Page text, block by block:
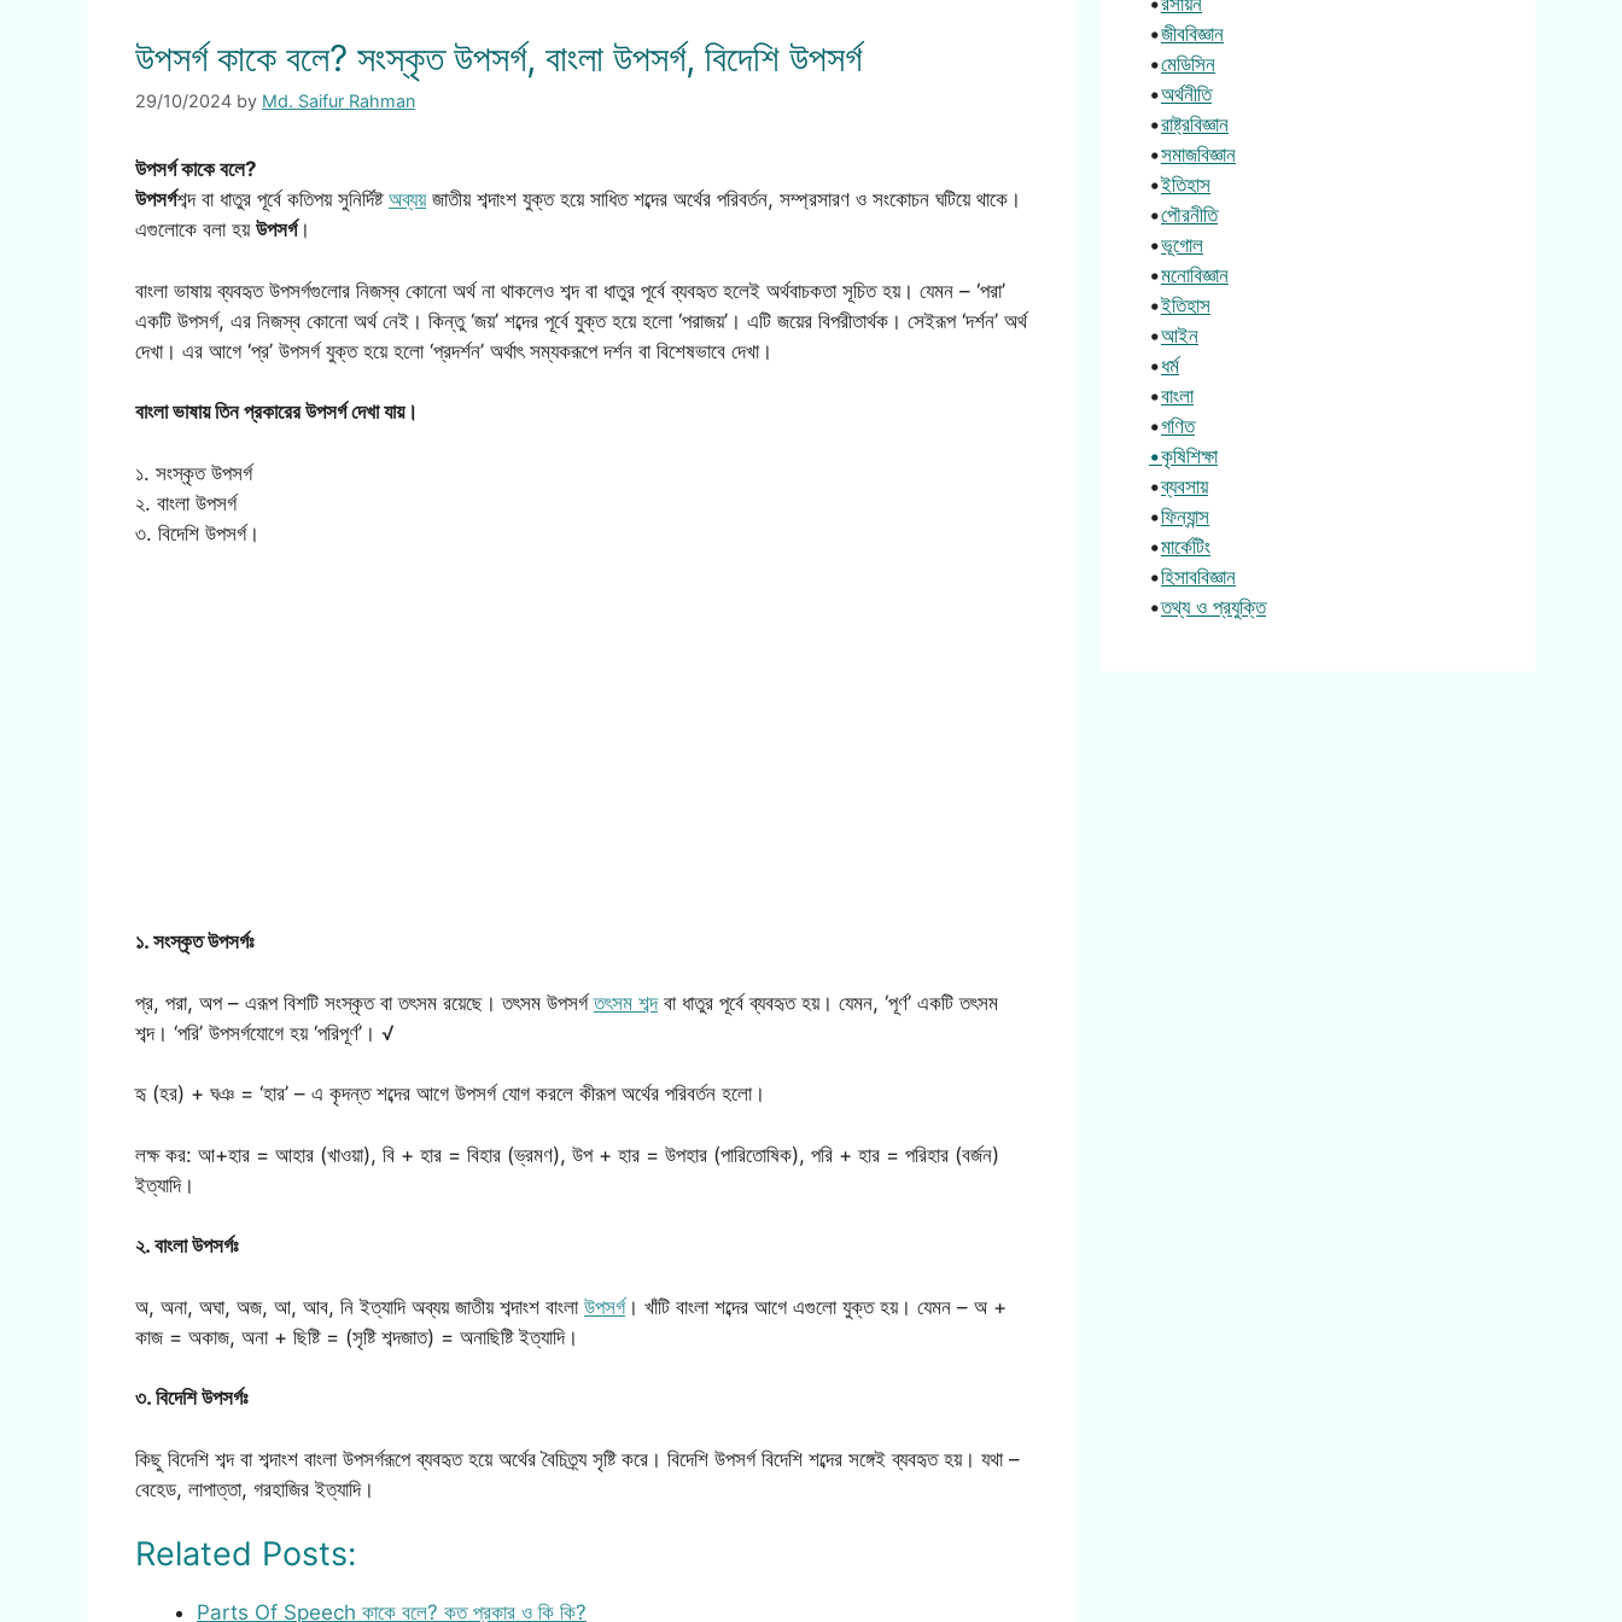
উপসর্গ কাকে বলে? সংস্কৃত উপসর্গ, বাংলা উপসর্গ, বিদেশি উপসর্গ
29/10/2024 by Md. Saifur Rahman
উপসর্গ কাকে বলে?
উপসর্গশব্দ বা ধাতুর পূর্বে কতিপয় সুনির্দিষ্ট অব্যয়জাতীয় শব্দাংশ যুক্ত হয়ে সাধিত শব্দের অর্থের পরিবর্তন, সম্প্রসারণ ও সংকোচন ঘটিয়ে থাকে।
এগুলোকে বলা হয় উপসর্গ।
বাংলা ভাষায় ব্যবহৃত উপসর্গগুলোর নিজস্ব কোনো অর্থ না থাকলেও শব্দ বা ধাতুর পূর্বে ব্যবহৃত হলেই অর্থবাচকতা সূচিত হয়। যেমন – ‘পরা’
একটি উপসর্গ, এর নিজস্ব কোনো অর্থ নেই। কিন্তু ‘জয়’ শব্দের পূর্বে যুক্ত হয়ে হলো ‘পরাজয়’। এটি জয়ের বিপরীতার্থক। সেইরূপ ‘দর্শন’ অর্থ
দেখা। এর আগে ‘প্র’ উপসর্গ যুক্ত হয়ে হলো ‘প্রদর্শন’ অর্থাৎ সম্যকরূপে দর্শন বা বিশেষভাবে দেখা।
বাংলা ভাষায় তিন প্রকারের উপসর্গ দেখা যায়।
১. সংস্কৃত উপসর্গ
২. বাংলা উপসর্গ
৩. বিদেশি উপসর্গ।
১. সংস্কৃত উপসর্গঃ
প্র, পরা, অপ – এরূপ বিশটি সংস্কৃত বা তৎসম রয়েছে। তৎসম উপসর্গতৎসম শব্দবা ধাতুর পূর্বে ব্যবহৃত হয়। যেমন, ‘পূর্ণ’ একটি তৎসম
শব্দ। ‘পরি’ উপসর্গযোগে হয় ‘পরিপূর্ণ’। √
হৃ (হর) + ঘঞ = ‘হার’ – এ কৃদন্ত শব্দের আগে উপসর্গ যোগ করলে কীরূপ অর্থের পরিবর্তন হলো।
লক্ষ কর: আ+হার = আহার (খাওয়া), বি + হার = বিহার (ভ্রমণ), উপ + হার = উপহার (পারিতোষিক), পরি + হার = পরিহার (বর্জন)
ইত্যাদি।
২. বাংলা উপসর্গঃ
অ, অনা, অঘা, অজ, আ, আব, নি ইত্যাদি অব্যয় জাতীয় শব্দাংশ বাংলা উপসর্গ। খাঁটি বাংলা শব্দের আগে এগুলো যুক্ত হয়। যেমন – অ +
কাজ = অকাজ, অনা + ছিষ্টি = (সৃষ্টি শব্দজাত) = অনাছিষ্টি ইত্যাদি।
৩. বিদেশি উপসর্গঃ
কিছু বিদেশি শব্দ বা শব্দাংশ বাংলা উপসর্গরূপে ব্যবহৃত হয়ে অর্থের বৈচিত্র্য সৃষ্টি করে। বিদেশি উপসর্গ বিদেশি শব্দের সঙ্গেই ব্যবহৃত হয়। যথা –
বেহেড, লাপাত্তা, গরহাজির ইত্যাদি।
Related Posts:
Parts Of Speech কাকে বলে? কত প্রকার ও কি কি?
•জীববিজ্ঞান
•মেডিসিন
•অর্থনীতি
•রাষ্ট্রবিজ্ঞান
•সমাজবিজ্ঞান
•ইতিহাস
•পৌরনীতি
•ভূগোল
•মনোবিজ্ঞান
•ইতিহাস
•আইন
•ধর্ম
•বাংলা
•গণিত
•কৃষিশিক্ষা
•ব্যবসায়
•ফিন্যান্স
•মার্কেটিং
•হিসাববিজ্ঞান
•তথ্য ও প্রযুক্তি